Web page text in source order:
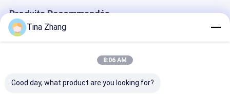
Produits Recommandés
Tina Zhang
8:06 AM
Good day, what product are you looking for?